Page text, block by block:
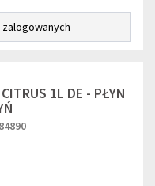
1L DE - PŁYN